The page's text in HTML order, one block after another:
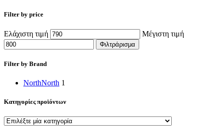
Filter by price
Ελάχιστη τιμή Μέγιστη τιμή
Φιλτράρισμα
Filter by Brand
NorthNorth 1
Κατηγορίες προϊόντων